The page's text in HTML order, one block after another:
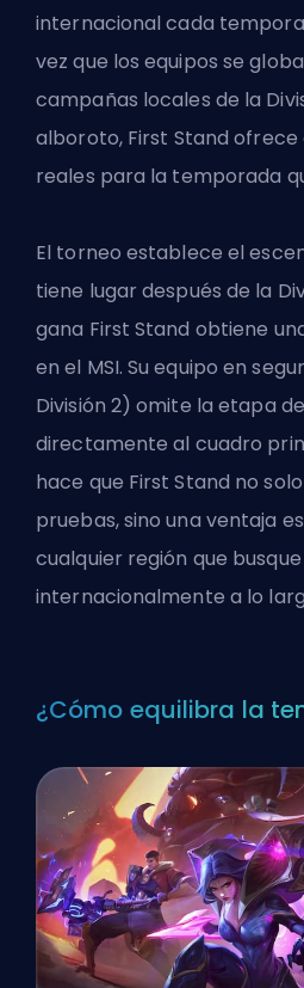
internacional cada
vez que los equipos se
campañas locales de la
alboroto, First Stand ofrece
reales para la temporada
El torneo establece el
tiene lugar después de la
gana First Stand obtiene
en el MSI. Su equipo en
División 2) omite la etapa
directamente al cuadro
hace que First Stand no
pruebas, sino una ventaja
cualquier región que
internacionalmente a lo
¿Cómo equilibra la